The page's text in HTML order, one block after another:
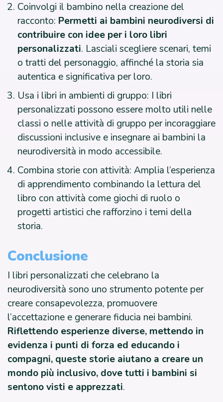
Coinvolgi il bambino nella creazione del
racconto: Permetti ai bambini neurodiversi di
contribuire con idee per i loro libri
personalizzati. Lasciali scegliere scenari, temi
o tratti del personaggio, affinché la storia sia
autentica e significativa per loro.
Usa i libri in ambienti di gruppo: I libri
personalizzati possono essere molto utili nelle
classi o nelle attività di gruppo per incoraggiare
discussioni inclusive e insegnare ai bambini la
neurodiversità in modo accessibile.
Combina storie con attività: Amplia l’esperienza
di apprendimento combinando la lettura del
libro con attività come giochi di ruolo o
progetti artistici che rafforzino i temi della
storia.
Conclusione
I libri personalizzati che celebrano la
neurodiversità sono uno strumento potente per
creare consapevolezza, promuovere
l’accettazione e generare fiducia nei bambini.
Riflettendo esperienze diverse, mettendo in
evidenza i punti di forza ed educando i
compagni, queste storie aiutano a creare un
mondo più inclusivo, dove tutti i bambini si
sentono visti e apprezzati.